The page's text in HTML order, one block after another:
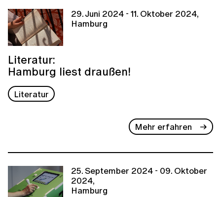
29. Juni 2024 - 11. Oktober 2024,
Hamburg
Literatur:
Hamburg liest draußen!
Literatur
Mehr erfahren
25. September 2024 - 09. Oktober
2024,
Hamburg